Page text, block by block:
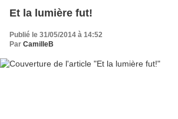
Et la lumière fut!
Publié le 31/05/2014 à 14:52
Par CamilleB